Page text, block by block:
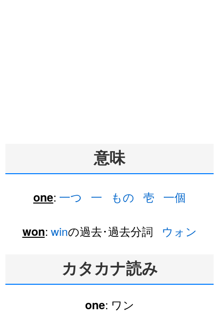
意味
one: 一つ 一 もの 壱 一個
won: winの過去･過去分詞 ウォン
カタカナ読み
one: ワン